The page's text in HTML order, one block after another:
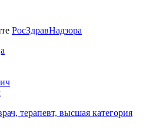
РосЗдравНадзора
терапевт, высшая категория